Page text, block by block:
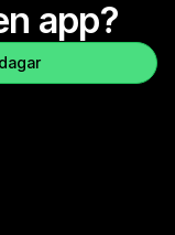
app?